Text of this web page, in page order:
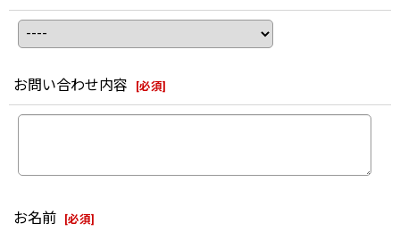
お問い合わせ内容 [必須]
お名前 [必須]